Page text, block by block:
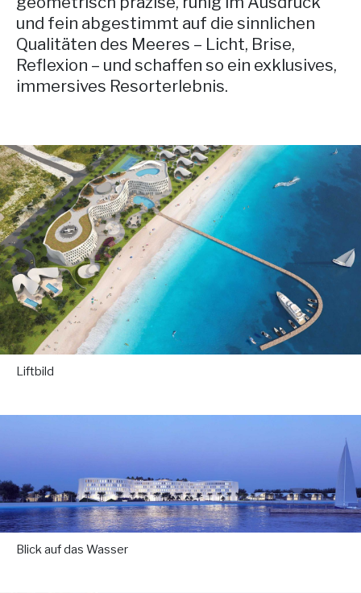
und fein abgestimmt auf die sinnlichen
Qualitäten des Meeres – Licht, Brise,
Reflexion – und schaffen so ein exklusives,
immersives Resorterlebnis.
Liftbild
Blick auf das Wasser.